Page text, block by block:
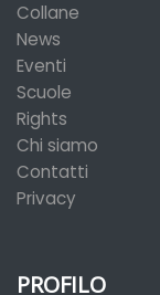
Collane
News
Eventi
Scuole
Rights
Chi siamo
Contatti
Privacy
PROFILO